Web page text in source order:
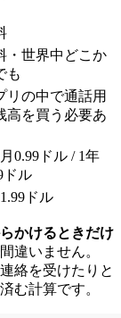
・世界中どこか
も
リの中で通話用
高を買う必要あ
0.99ドル / 1年
ドル
ドル
かけるときだけ
違いません。
絡を受けたりと
む計算です。